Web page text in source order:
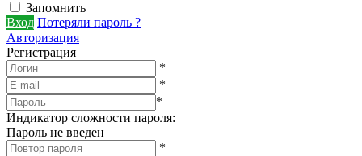
Запомнить
Вход Потеряли пароль ?
Авторизация
Регистрация
*
*
*
Индикатор сложности пароля:
Пароль не введен
*